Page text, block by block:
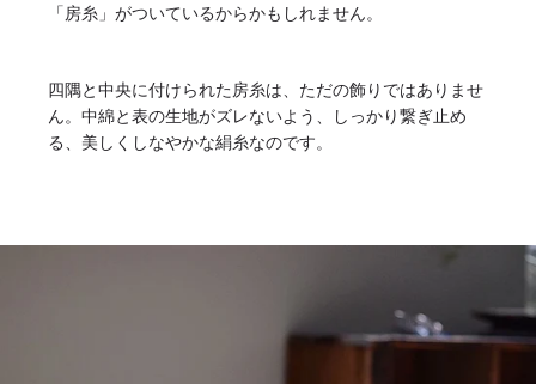
「房糸」がついているからかもしれません。
四隅と中央に付けられた房糸は、ただの飾りではありませ
ん。中綿と表の生地がズレないよう、しっかり繋ぎ止め
る、美しくしなやかな絹糸なのです。